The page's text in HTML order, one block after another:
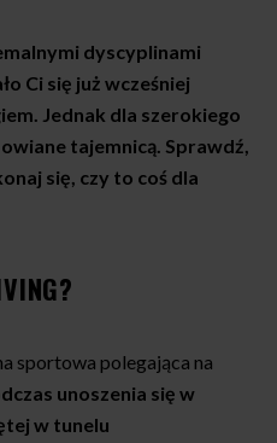
dyscyplinami
Ci się już wcześniej
Jednak dla szerokiego
tajemnicą. Sprawdź,
się, czy to coś dla
sportowa polegająca na
unoszenia się w
w tunelu